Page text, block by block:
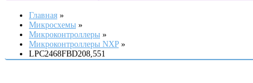
Главная
Микросхемы
Микроконтроллеры
Микроконтроллеры NXP
LPC2468FBD208,551